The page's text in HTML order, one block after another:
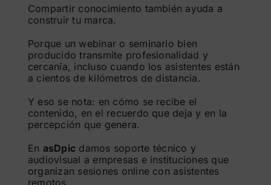
Compartir conocimiento también ayuda a
construir tu marca.
Porque un webinar o seminario bien
producido transmite profesionalidad y
cercanía, incluso cuando los asistentes están
a cientos de kilómetros de distancia.
Y eso se nota: en cómo se recibe el
contenido, en el recuerdo que deja y en la
percepción que genera.
En asDpic damos soporte técnico y
audiovisual a empresas e instituciones que
organizan sesiones online con asistentes